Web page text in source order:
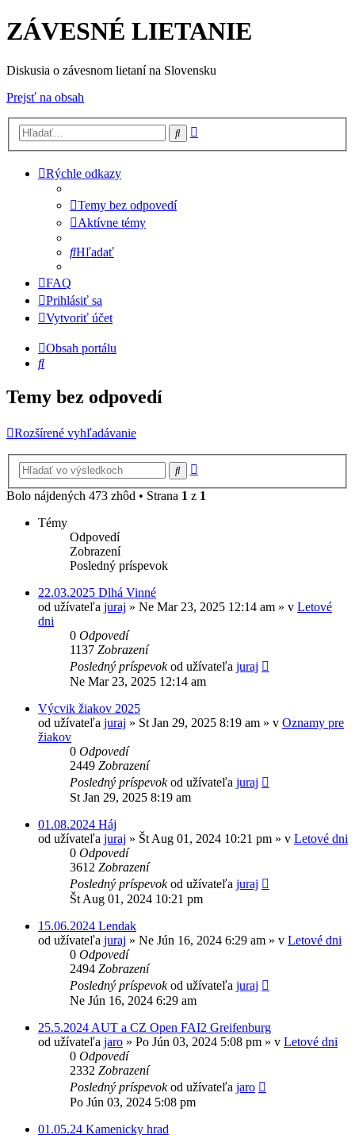
ZÁVESNÉ LIETANIE
Diskusia o závesnom lietaní na Slovensku
Prejsť na obsah
Hľadať
Rýchle odkazy
Temy bez odpovedí
Aktívne témy
Hľadať
FAQ
Prihlásiť sa
Vytvoriť účet
Obsah portálu
Hľadať
Temy bez odpovedí
Rozšírené vyhľadávanie
Hľadať
Bolo nájdených 473 zhôd • Strana 1 z 1
Témy
Odpovedí
Zobrazení
Posledný príspevok
22.03.2025 Dlhá Vinné
od užívateľa juraj » Ne Mar 23, 2025 12:14 am » v Letové
dni
0 Odpovedí
1137 Zobrazení
Posledný príspevokod užívateľa juraj
Ne Mar 23, 2025 12:14 am
Výcvik žiakov 2025
od užívateľa juraj » St Jan 29, 2025 8:19 am » v Oznamy pre
žiakov
0 Odpovedí
2449 Zobrazení
Posledný príspevokod užívateľa juraj
St Jan 29, 2025 8:19 am
01.08.2024 Háj
od užívateľa juraj » Št Aug 01, 2024 10:21 pm » v Letové dni
0 Odpovedí
3612 Zobrazení
Posledný príspevokod užívateľa juraj
Št Aug 01, 2024 10:21 pm
15.06.2024 Lendak
od užívateľa juraj » Ne Jún 16, 2024 6:29 am » v Letové dni
0 Odpovedí
2494 Zobrazení
Posledný príspevokod užívateľa juraj
Ne Jún 16, 2024 6:29 am
25.5.2024 AUT a CZ Open FAI2 Greifenburg
od užívateľa jaro » Po Jún 03, 2024 5:08 pm » v Letové dni
0 Odpovedí
2332 Zobrazení
Posledný príspevokod užívateľa jaro
Po Jún 03, 2024 5:08 pm
01.05.24 Kamenicky hrad